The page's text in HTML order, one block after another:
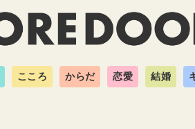
こころ からだ 恋愛 結婚